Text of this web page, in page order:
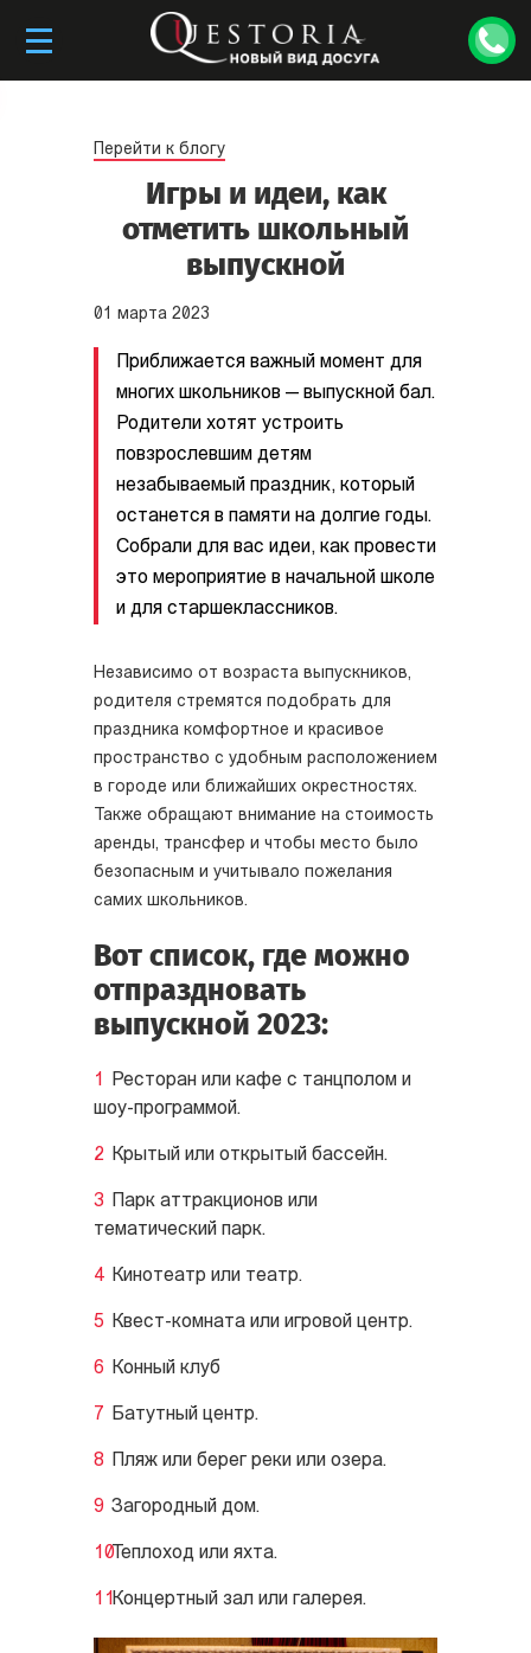
Перейти к блогу
Игры и идеи, как
отметить школьный
выпускной
01 марта 2023
Приближается важный момент для
многих школьников — выпускной бал.
Родители хотят устроить
повзрослевшим детям
незабываемый праздник, который
останется в памяти на долгие годы.
Собрали для вас идеи, как провести
это мероприятие в начальной школе
и для старшеклассников.
Независимо от возраста выпускников,
родителя стремятся подобрать для
праздника комфортное и красивое
пространство с удобным расположением
в городе или ближайших окрестностях.
Также обращают внимание на стоимость
аренды, трансфер и чтобы место было
безопасным и учитывало пожелания
самих школьников.
Вот список, где можно
отпраздновать
выпускной 2023:
Ресторан или кафе с танцполом и
шоу-программой.
Крытый или открытый бассейн.
Парк аттракционов или
тематический парк.
Кинотеатр или театр.
Квест-комната или игровой центр.
Конный клуб
Батутный центр.
Пляж или берег реки или озера.
Загородный дом.
Теплоход или яхта.
Концертный зал или галерея.